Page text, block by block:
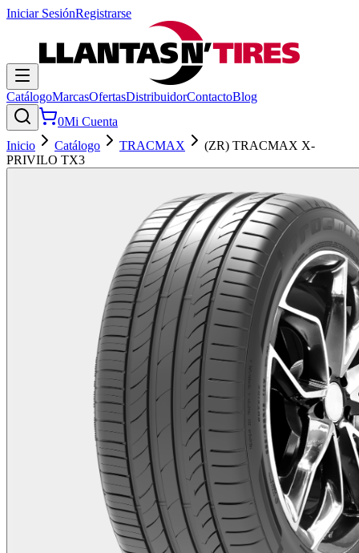
Iniciar SesiónRegistrarse
CatálogoMarcasOfertasDistribuidorContactoBlog
0Mi Cuenta
Inicio
Catálogo TRACMAX
(ZR) TRACMAX X-
PRIVILO TX3